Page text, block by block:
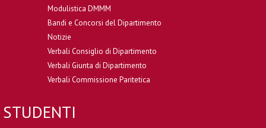
Modulistica DMMM
Bandi e Concorsi del Dipartimento
Notizie
Verbali Consiglio di Dipartimento
Verbali Giunta di Dipartimento
Verbali Commissione Paritetica
STUDENTI